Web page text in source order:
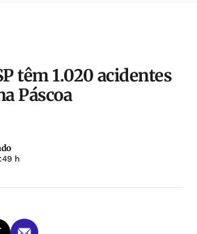
têm 1.020 acidentes
Páscoa
h